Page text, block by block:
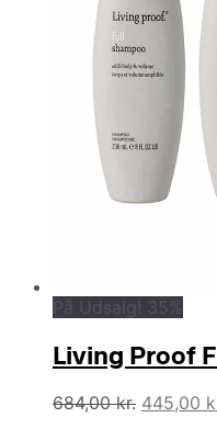
På Udsalg! 35%
Living Proof
684,00kr. Den
445,00